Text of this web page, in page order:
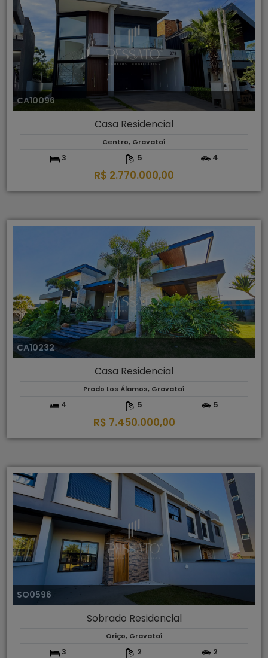
CA10096
Casa Residencial
Centro, Gravataí
3 5 4
R$ 2.770.000,00
CA10232
Casa Residencial
Prado Los Álamos, Gravataí
4 5 5
R$ 7.450.000,00
SO0596
Sobrado Residencial
Oriço, Gravataí
3 2 2